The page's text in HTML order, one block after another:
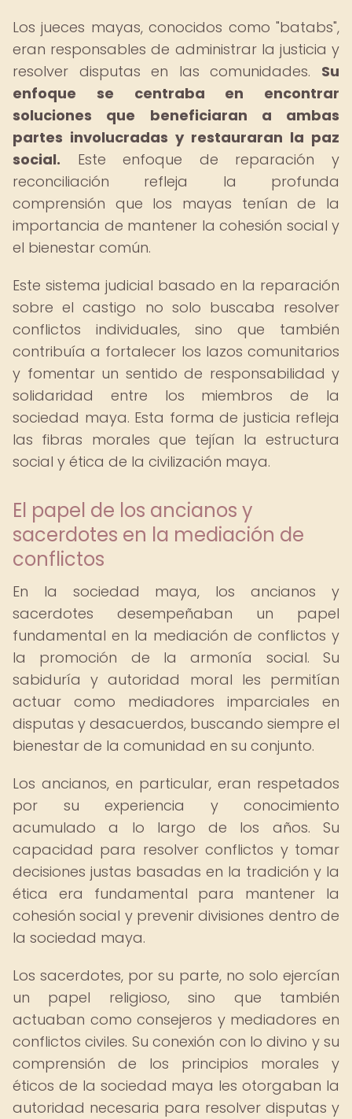
Los jueces mayas, conocidos como "batabs",
eran responsables de administrar la justicia y
resolver disputas en las comunidades. Su
enfoque se centraba en encontrar
soluciones que beneficiaran a ambas
partes involucradas y restauraran la paz
social. Este enfoque de reparación y
reconciliación refleja la profunda
comprensión que los mayas tenían de la
importancia de mantener la cohesión social y
el bienestar común.
Este sistema judicial basado en la reparación
sobre el castigo no solo buscaba resolver
conflictos individuales, sino que también
contribuía a fortalecer los lazos comunitarios
y fomentar un sentido de responsabilidad y
solidaridad entre los miembros de la
sociedad maya. Esta forma de justicia refleja
las fibras morales que tejían la estructura
social y ética de la civilización maya.
El papel de los ancianos y
sacerdotes en la mediación de
conflictos
En la sociedad maya, los ancianos y
sacerdotes desempeñaban un papel
fundamental en la mediación de conflictos y
la promoción de la armonía social. Su
sabiduría y autoridad moral les permitían
actuar como mediadores imparciales en
disputas y desacuerdos, buscando siempre el
bienestar de la comunidad en su conjunto.
Los ancianos, en particular, eran respetados
por su experiencia y conocimiento
acumulado a lo largo de los años. Su
capacidad para resolver conflictos y tomar
decisiones justas basadas en la tradición y la
ética era fundamental para mantener la
cohesión social y prevenir divisiones dentro de
la sociedad maya.
Los sacerdotes, por su parte, no solo ejercían
un papel religioso, sino que también
actuaban como consejeros y mediadores en
conflictos civiles. Su conexión con lo divino y su
comprensión de los principios morales y
éticos de la sociedad maya les otorgaban la
autoridad necesaria para resolver disputas y